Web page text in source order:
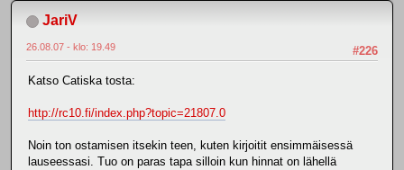
JariV
#226
26.08.07 - klo: 19.49
Katso Catiska tosta:
http://rc10.fi/index.php?topic=21807.0
Noin ton ostamisen itsekin teen, kuten kirjoitit ensimmäisessä
lauseessasi. Tuo on paras tapa silloin kun hinnat on lähellä